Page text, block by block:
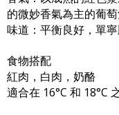
的微妙香氣為主的葡
味道：平衡良好，單寧
食物搭配
紅肉，白肉，奶酪
適合在 16°C 和 18°C